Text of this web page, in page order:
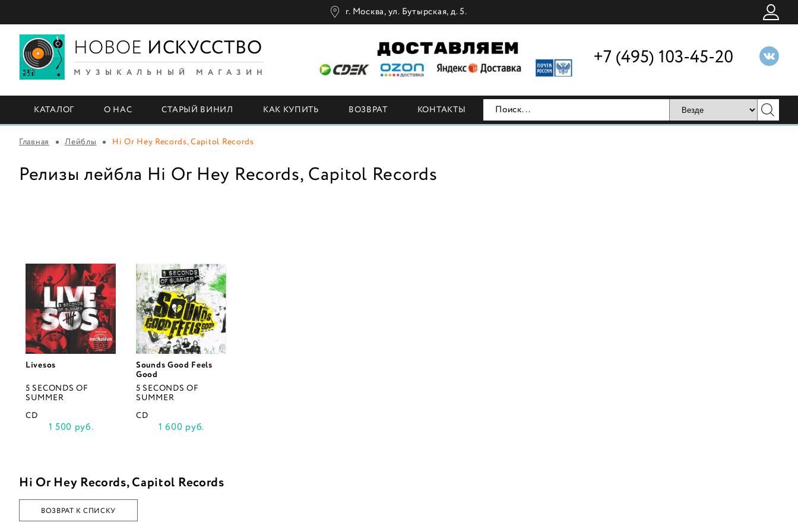
г. Москва, ул. Бутырская, д. 5.
НОВОЕ ИСКУССТВО
МУЗЫКАЛЬНЫЙ МАГАЗИН
+7 (495) 103-45-20
КАТАЛОГ О НАС СТАРЫЙ ВИНИЛ КАК КУПИТЬ ВОЗВРАТ КОНТАКТЫ
Главная Лейблы Hi Or Hey Records, Capitol Records
Релизы лейбла Hi Or Hey Records, Capitol Records
Livesos
5 SECONDS OF
SUMMER
CD
1 500 руб.
Sounds Good Feels
Good
5 SECONDS OF
SUMMER
CD
1 600 руб.
Hi Or Hey Records, Capitol Records
ВОЗВРАТ К СПИСКУ